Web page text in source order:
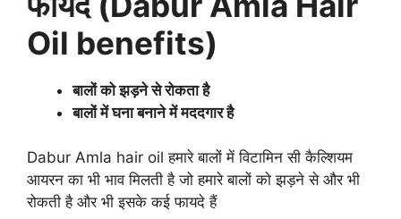
Oil benefits)
बालों को झड़ने से रोकता है
बालों में घना बनाने में मददगार है
Dabur Amla hair oil हमारे बालों में विटामिन सी कैल्शियम
आयरन का भी भाव मिलती है जो हमारे बालों को झड़ने से और भी
रोकती है और भी इसके कई फायदे हैं